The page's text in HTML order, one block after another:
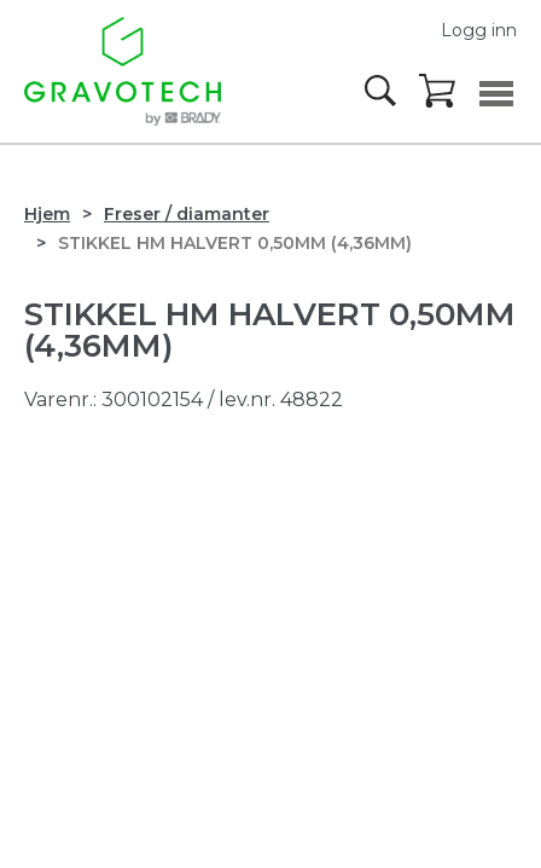
Logg inn
Hjem
Freser / diamanter
STIKKEL HM HALVERT 0,50MM (4,36MM)
STIKKEL HM HALVERT 0,50MM
(4,36MM)
Varenr.: 300102154 / lev.nr. 48822